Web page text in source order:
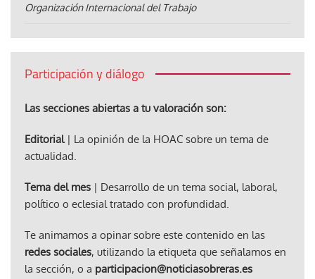
Organización Internacional del Trabajo
Participación y diálogo
Las secciones abiertas a tu valoración son:
Editorial| La opinión de la HOAC sobre un tema de
actualidad.
Tema del mes | Desarrollo de un tema social, laboral,
político o eclesial tratado con profundidad.
Te animamos a opinar sobre este contenido en las
redes sociales, utilizando la etiqueta que señalamos en
la sección, o a participacion@noticiasobreras.es